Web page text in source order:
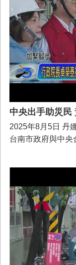
城市也發起募捐
2025年8月5日 丹
台南市政府與中央
於中央出手幫助
外並表示因近日豪
校閒置校舍，將
內開放。